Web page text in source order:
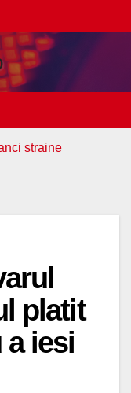
platit
iesi